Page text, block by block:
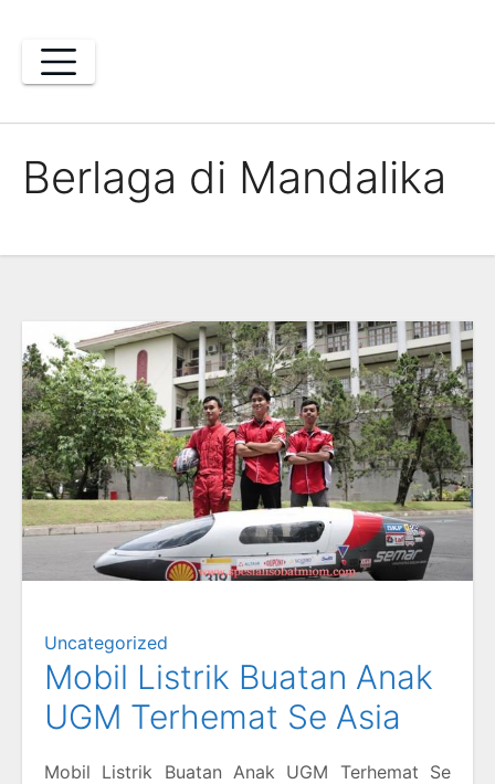
content
Berlaga di Mandalika
Uncategorized
Mobil Listrik Buatan Anak
UGM Terhemat Se Asia
Mobil Listrik Buatan Anak UGM Terhemat Se